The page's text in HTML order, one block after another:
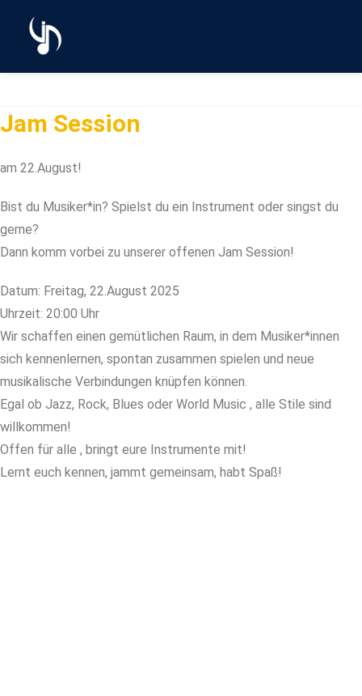
Jam Session
am 22.August!
Bist du Musiker*in? Spielst du ein Instrument oder singst du
gerne?
Dann komm vorbei zu unserer offenen Jam Session!
Datum: Freitag, 22.August 2025
Uhrzeit: 20:00 Uhr
Wir schaffen einen gemütlichen Raum, in dem Musiker*innen
sich kennenlernen, spontan zusammen spielen und neue
musikalische Verbindungen knüpfen können.
Egal ob Jazz, Rock, Blues oder World Music , alle Stile sind
willkommen!
Offen für alle , bringt eure Instrumente mit!
Lernt euch kennen, jammt gemeinsam, habt Spaß!